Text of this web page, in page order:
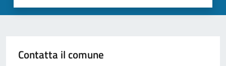
Contatta il comune